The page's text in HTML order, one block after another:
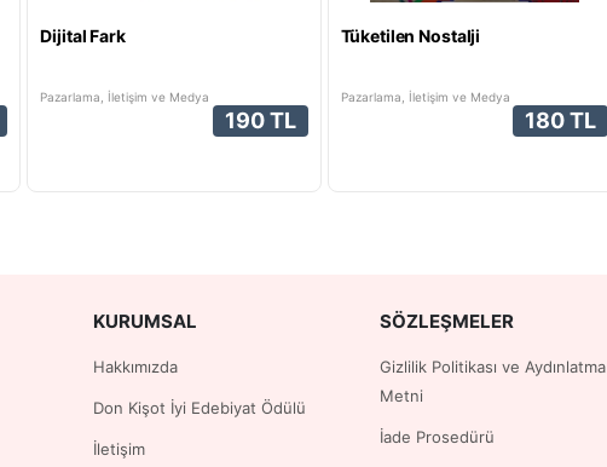
Dijital Fark
Pazarlama, İletişim ve Medya
190 TL
Tüketilen Nostalji
Pazarlama, İletişim ve Medya
180 TL
KURUMSAL
Hakkımızda
Don Kişot İyi Edebiyat Ödülü
İletişim
SÖZLEŞMELER
Gizlilik Politikası ve Aydınlatma
Metni
İade Prosedürü